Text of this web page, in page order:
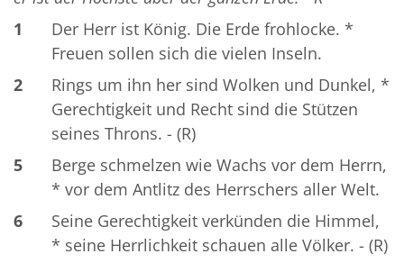
1
Der Herr ist König. Die Erde frohlocke. *
Freuen sollen sich die vielen Inseln.
2
Rings um ihn her sind Wolken und Dunkel, *
Gerechtigkeit und Recht sind die Stützen
seines Throns. - (R)
5
Berge schmelzen wie Wachs vor dem Herrn,
* vor dem Antlitz des Herrschers aller Welt.
6
Seine Gerechtigkeit verkünden die Himmel,
* seine Herrlichkeit schauen alle Völker. - (R)